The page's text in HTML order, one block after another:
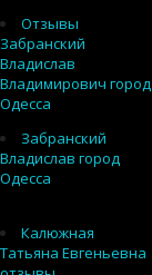
Отзывы
Забранский
Владислав
Владимирович город
Одесса
Забранский
Владислав город
Одесса
Калюжная
Татьяна Евгеньевна